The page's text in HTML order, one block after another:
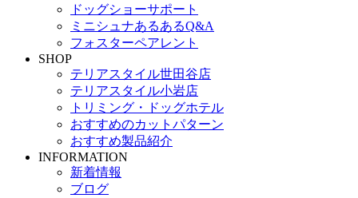
ドッグショーサポート
ミニシュナあるあるQ&A
フォスターペアレント
SHOP
テリアスタイル世田谷店
テリアスタイル小岩店
トリミング・ドッグホテル
おすすめのカットパターン
おすすめ製品紹介
INFORMATION
新着情報
ブログ